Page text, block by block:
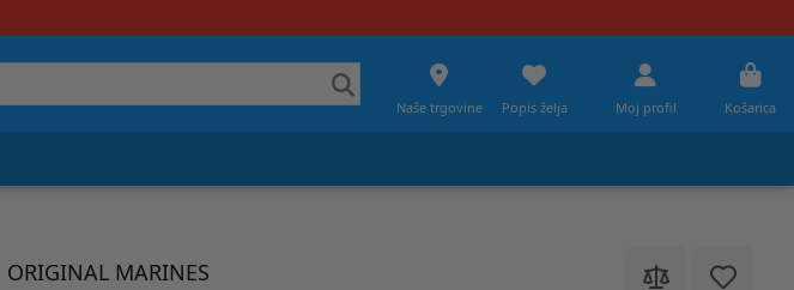
Naše trgovine Popis želja Moj profil Košarica
ORIGINAL MARINES